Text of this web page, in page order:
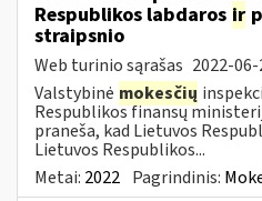
Respublikos labdaros ir
straipsnio
Web turinio sąrašas 2022-06-
Valstybinė mokesčių
Respublikos finansų
praneša, kad Lietuvos
Lietuvos Respublikos...
Metai: 2022 Pagrindinis: